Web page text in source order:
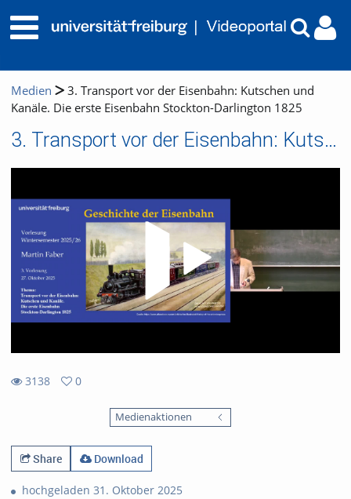
Medien
3. Transport vor der Eisenbahn: Kutschen und
Kanäle. Die erste Eisenbahn Stockton-Darlington 1825
3. Transport vor der Eisenbahn: Kutschen und Kanäle. Die erste Eisenbahn Stockton-Darlington 1825
3138
0
Medienaktionen
Share Download
hochgeladen 31. Oktober 2025